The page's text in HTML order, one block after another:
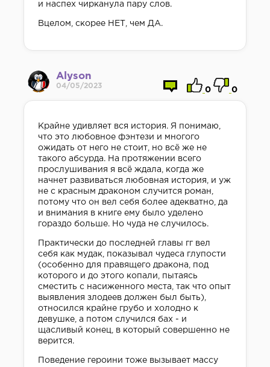
и наспех чирканула пару слов.
Вцелом, скорее НЕТ, чем ДА.
Alyson
04/05/2023
0 0
Крайне удивляет вся история. Я понимаю,
что это любовное фэнтези и многого
ожидать от него не стоит, но всё же не
такого абсурда. На протяжении всего
прослушивания я всё ждала, когда же
начнет развиваться любовная история, и уж
не с красным драконом случится роман,
потому что он вел себя более адекватно, да
и внимания в книге ему было уделено
гораздо больше. Но чуда не случилось.
Практически до последней главы гг вел
себя как мудак, показывал чудеса глупости
(особенно для правящего дракона, под
которого и до этого копали, пытаясь
сместить с насиженного места, так что опыт
выявления злодеев должен был быть),
относился крайне грубо и холодно к
девушке, а потом случился бах - и
щасливый конец, в который совершенно не
верится.
Поведение героини тоже вызывает массу